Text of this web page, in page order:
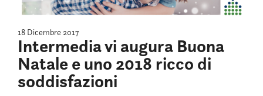
18 Dicembre 2017
Intermedia vi augura Buona
Natale e uno 2018 ricco di
soddisfazioni